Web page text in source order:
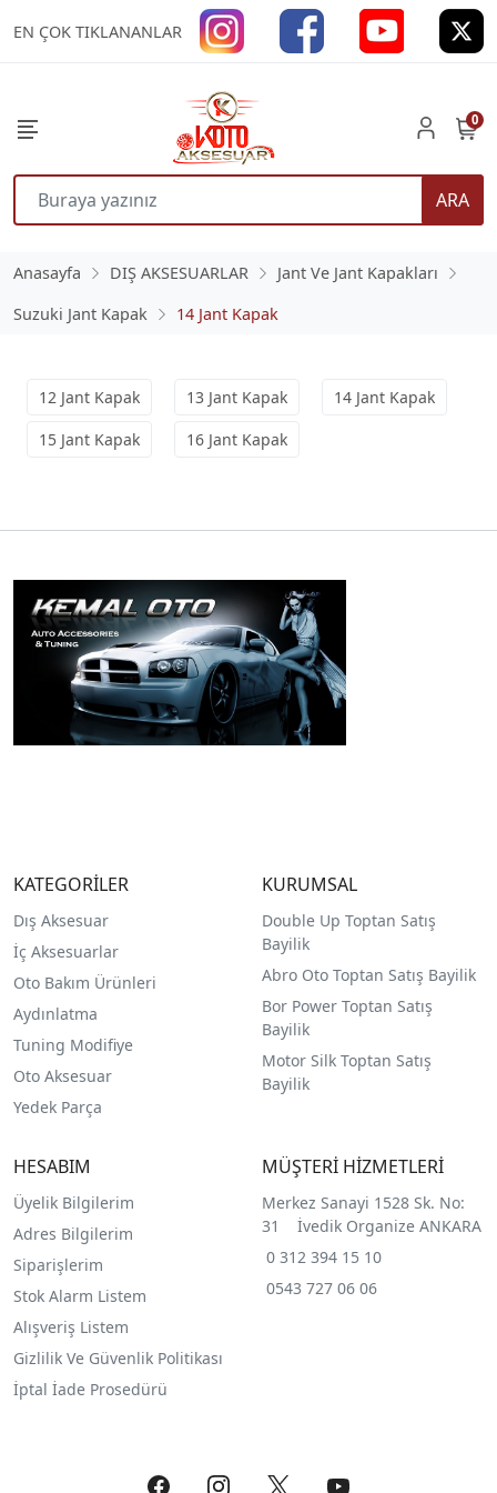
EN ÇOK TIKLANANLAR
ARA
0
Anasayfa DIŞ AKSESUARLAR
Jant Ve Jant Kapakları
Suzuki Jant Kapak
14 Jant Kapak
12 Jant Kapak 13 Jant Kapak
14 Jant Kapak
15 Jant Kapak
16 Jant Kapak
KATEGORİLER
Dış Aksesuar
İç Aksesuarlar
Oto Bakım Ürünleri
Aydınlatma
Tuning Modifiye
Oto Aksesuar
Yedek Parça
KURUMSAL
Double Up Toptan Satış
Bayilik
Abro Oto Toptan Satış Bayilik
Bor Power Toptan Satış
Bayilik
Motor Silk Toptan Satış
Bayilik
HESABIM
Üyelik Bilgilerim
Adres Bilgilerim
Siparişlerim
Stok Alarm Listem
Alışveriş Listem
Gizlilik Ve Güvenlik Politikası
İptal İade Prosedürü
MÜŞTERİ HİZMETLERİ
Merkez Sanayi 1528 Sk. No:
31 İvedik Organize ANKARA
0 312 394 15 10
0543 727 06 06